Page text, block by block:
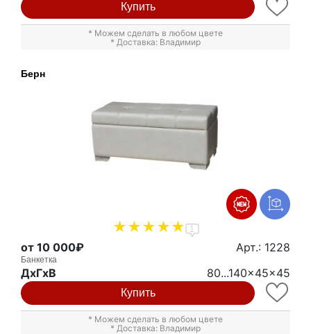
Купить
* Можем сделать в любом цвете
* Доставка: Владимир
Берн
1
от 10 000₽ Арт.: 1228
Банкетка
ДxГxВ 80...140x45x45
Купить
* Можем сделать в любом цвете
* Доставка: Владимир